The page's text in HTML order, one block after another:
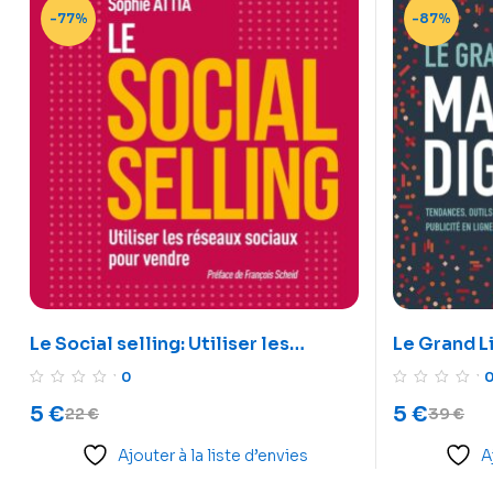
-77%
Le Social selling: Utiliser les
réseaux sociaux pour vendre
0
22€
5 €
Ajouter à la liste d’envies
-87%
Le Grand
0
39€
5 €